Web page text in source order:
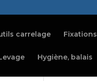
carrelage Fixations
Hygiène, balais